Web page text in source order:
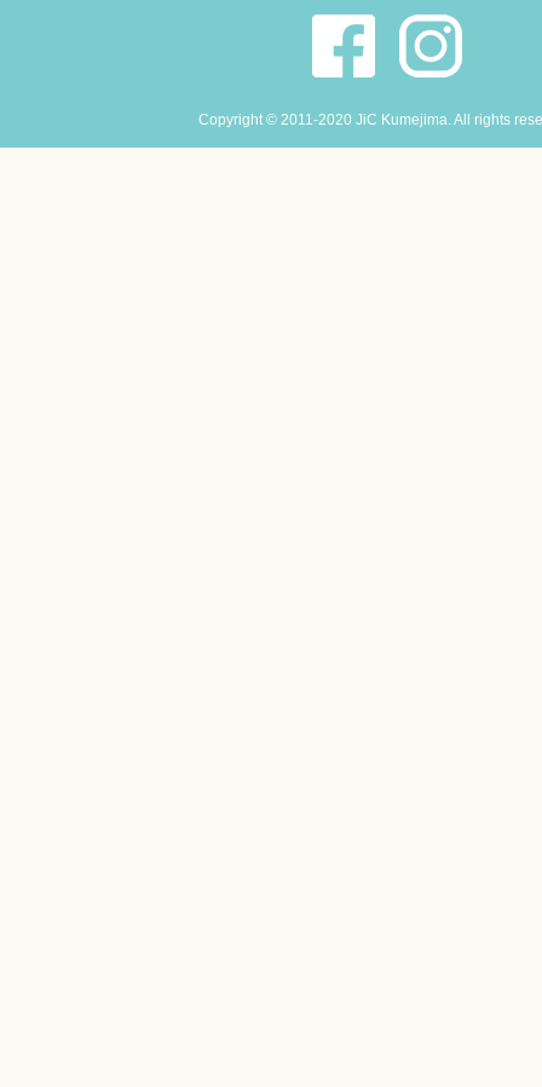
Copyright © 2011-2020 JiC Kumejima. All rights